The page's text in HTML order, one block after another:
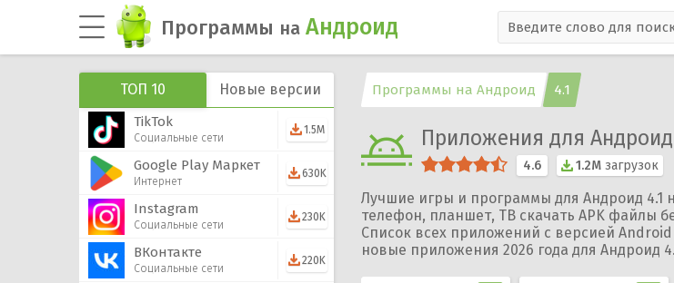
Программы на Андроид
ТОП 10 Новые версии
TikTok
Социальные сети
1.5M
Google Play Маркет
Интернет
630K
Instagram
Социальные сети
230K
ВКонтакте
Социальные сети
220K
Программы на Андроид 4.1
Приложения для
4.6 1.2M загрузок
Лучшие игры и программы для Андроид 4.1
телефон, планшет, ТВ скачать APK файлы
Список всех приложений с версией
новые приложения 2026 года для Андроид